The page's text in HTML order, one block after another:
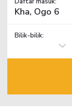
Bilik-bilik: